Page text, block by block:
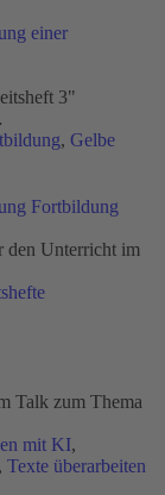
einer
3"
, Gelbe
Fortbildung
den Unterricht im
Talk zum Thema
mit KI,
, Texte überarbeiten